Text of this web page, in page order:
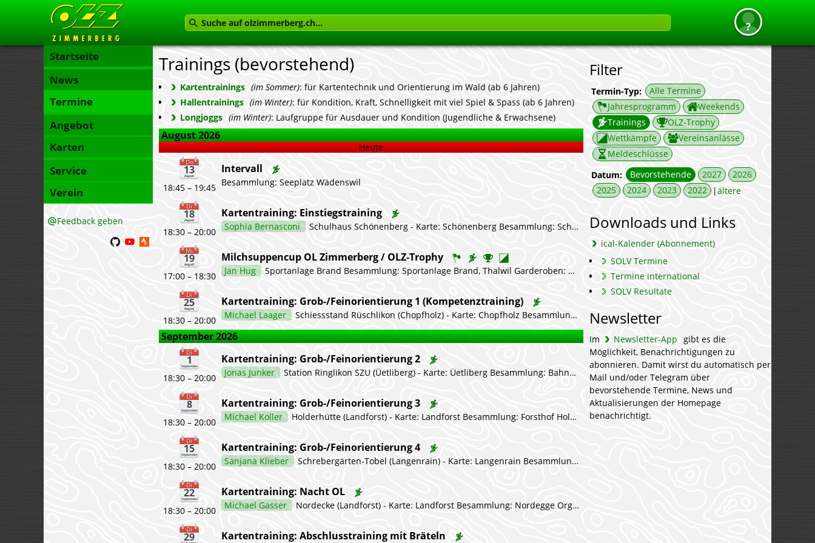
Startseite
News
Termine
Angebot
Karten
Service
Verein
Feedback geben
Filter
Termin-Typ:
Alle Termine
Jahresprogramm
Weekends
Trainings
OLZ-Trophy
Wettkämpfe
Vereinsanlässe
Meldeschlüsse
Datum:
Bevorstehende 2027
2026
2025
2024 2023 2022 |ältere
Downloads und Links
ical-Kalender (Abonnement)
SOLV Termine
Termine international
SOLV Resultate
Newsletter
Im Newsletter-App gibt es die
Möglichkeit, Benachrichtigungen zu
abonnieren. Damit wirst du automatisch per
Mail und/oder Telegram über
bevorstehende Termine, News und
Aktualisierungen der Homepage
benachrichtigt.
Trainings (bevorstehend)
Kartentrainings (im Sommer): für Kartentechnik und Orientierung im Wald (ab 6 Jahren)
Hallentrainings (im Winter): für Kondition, Kraft, Schnelligkeit mit viel Spiel & Spass (ab 6 Jahren)
Longjoggs (im Winter): Laufgruppe für Ausdauer und Kondition (Jugendliche & Erwachsene)
August 2026
Heute
Do
13
August
18:45 – 19:45
Intervall
Besammlung: Seeplatz Wädenswil
Di
18
August
18:30 – 20:00
Kartentraining: Einstiegstraining
Sophia Bernasconi Schulhaus Schönenberg - Karte: Schönenberg Besammlung: Schulhaus Schönenberg Anmeldung NEU: (Info): Daumen hoch 👍 Kategorie wählen: leicht🟢, mittel🔵 oder schwer🔴. Anmeldung ALT
Mi
19
August
17:00 – 18:30
Milchsuppencup OL Zimmerberg / OLZ-Trophy
Jan Hug Sportanlage Brand Besammlung: Sportanlage Brand, Thalwil Garderoben: Öffentliche Garderoben bei der Sportanlage Brand ÖV: Bis Bushaltestelle Gattikon, Gattikerhöhe Parkplätze: Im Umfeld der Sportanlage Brand diverse Parkplätze Karte: Landforst, 1:10'000, 2025 Anmeldung: 17:00 – 18:30 Kategorien: A technisch und läuferisch anspruchsvoll B technisch mittel bis anspruchsvoll, läuferisch mittellang C technisch einfach bis mittel, läuferisch mittellang D technisch und läuferisch einfach (~D/H10) Kosten: gratis Bahnlegung: Jan Hug Kontrolle: Simon Hatt Auswertung: André Schnyder Die Versicherung ist Sache der Teilnehmenden. Der Veranstalter lehnt, soweit gesetzlich zulässig, jede Haftung ab. Allg. Ausschreibung Milchsuppencup
Di
25
August
18:30 – 20:00
Kartentraining: Grob-/Feinorientierung 1 (Kompetenztraining)
Michael Laager Schiessstand Rüschlikon (Chopfholz) - Karte: Chopfholz Besammlung: Schiessstand Rüschlikon Organisator: Michi L. (TBD) Anmeldung NEU: (Info): Daumen hoch 👍 Kategorie wählen: leicht🟢, mittel🔵 oder schwer🔴. Anmeldung ALT
September 2026
Di
1
September
18:30 – 20:00
Kartentraining: Grob-/Feinorientierung 2
Jonas Junker Station Ringlikon SZU (Üetliberg) - Karte: Üetliberg Besammlung: Bahnhof Ringlikon Anmeldung NEU: (Info): Daumen hoch 👍 Kategorie wählen: leicht🟢, mittel🔵 oder schwer🔴. Anmeldung ALT
Di
8
September
18:30 – 20:00
Kartentraining: Grob-/Feinorientierung 3
Michael Koller Holderhütte (Landforst) - Karte: Landforst Besammlung: Forsthof Holderenhütte Anmeldung NEU: (Info): Daumen hoch 👍 Kategorie wählen: leicht🟢, mittel🔵 oder schwer🔴. Anmeldung ALT
Di
15
September
18:30 – 20:00
Kartentraining: Grob-/Feinorientierung 4
Sanjana Klieber Schrebergärten-Tobel (Langenrain) - Karte: Langenrain Besammlung: Schrebergärten Langnau Anmeldung NEU: (Info): Daumen hoch 👍 Kategorie wählen: leicht🟢, mittel🔵 oder schwer🔴. Anmeldung ALT
Di
22
September
18:30 – 20:00
Kartentraining: Nacht OL
Michael Gasser Nordecke (Landforst) - Karte: Landforst Besammlung: Nordegge Organisator: Michi G. Anmeldung NEU: (Info): Daumen hoch 👍 Kategorie wählen: leicht🟢, mittel🔵 oder schwer🔴. Anmeldung ALT
Di
29 Kartentraining: Abschlusstraining mit Bräteln